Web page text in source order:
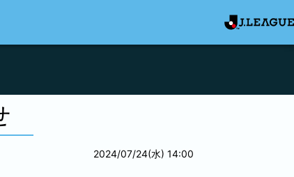
2024/07/24(水) 14:00